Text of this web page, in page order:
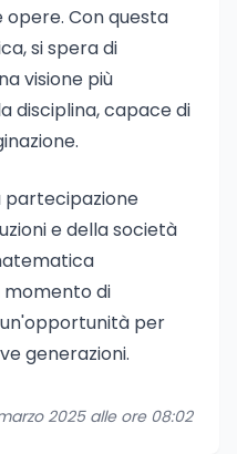
Con questa
si spera di
visione più
disciplina, capace di
partecipazione
e della società
momento di
per
generazioni.
2025 alle ore 08:02